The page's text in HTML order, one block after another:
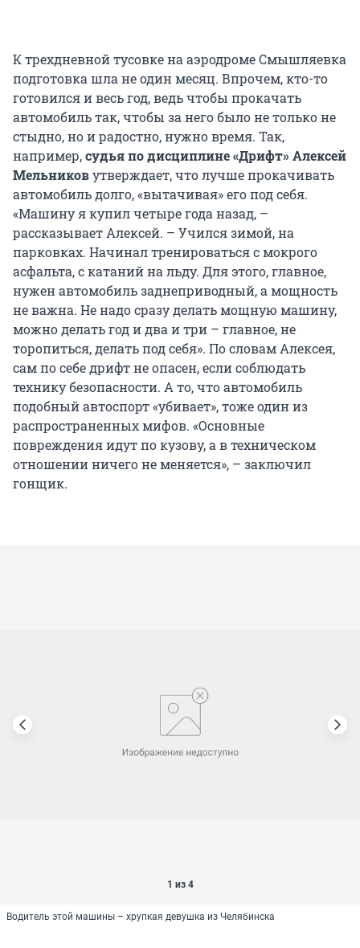
К трехдневной тусовке на аэродроме Смышляевка
подготовка шла не один месяц. Впрочем, кто-то
готовился и весь год, ведь чтобы прокачать
автомобиль так, чтобы за него было не только не
стыдно, но и радостно, нужно время. Так,
например,судья по дисциплине «Дрифт» Алексей
Мельниковутверждает, что лучше прокачивать
автомобиль долго, «вытачивая» его под себя.
«Машину я купил четыре года назад, –
рассказывает Алексей. – Учился зимой, на
парковках. Начинал тренироваться с мокрого
асфальта, с катаний на льду. Для этого, главное,
нужен автомобиль заднеприводный, а мощность
не важна. Не надо сразу делать мощную машину,
можно делать год и два и три – главное, не
торопиться, делать под себя». По словам Алексея,
сам по себе дрифт не опасен, если соблюдать
технику безопасности. А то, что автомобиль
подобный автоспорт «убивает», тоже один из
распространенных мифов. «Основные
повреждения идут по кузову, а в техническом
отношении ничего не меняется», – заключил
гонщик.
1 из 4
Водитель этой машины – хрупкая девушка из Челябинска